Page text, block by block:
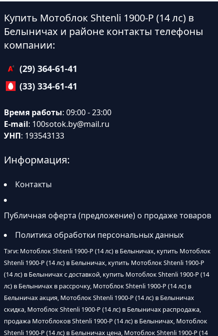
Купить Мотоблок Shtenli 1900-P (14 лс) в
Белыничах и районе контакты телефоны
компании:
(29) 364-61-41
(33) 334-61-41
Время работы: 09:00 - 23:00
E-mail: 100sotok.by@mail.ru
УНП: 193543133
Информация:
Контакты
Публичная оферта (предложение) о продаже товаров
Политика обработки персональных данных
Тэги: Мотоблок Shtenli 1900-P (14 лс) в Белыничах, купить Мотоблок
Shtenli 1900-P (14 лс) в Белыничах, купить Мотоблок Shtenli 1900-P
(14 лс) в Белыничах с доставкой, купить Мотоблок Shtenli 1900-P (14
лс) в Белыничах в рассрочку, Мотоблок Shtenli 1900-P (14 лс) в
Белыничах акция, Мотоблок Shtenli 1900-P (14 лс) в Белыничах
скидка, Мотоблок Shtenli 1900-P (14 лс) в Белыничах распродажа,
продажа Мотоблоков Shtenli 1900-P (14 лс) в Белыничах, Мотоблок
Shtenli 1900-P (14 лс) в Белыничах цена, Мотоблок Shtenli 1900-P (14